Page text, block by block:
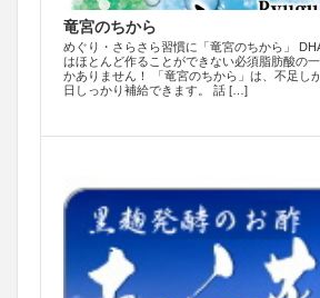
竜宮のちから
めぐり・さらさら習慣に「竜宮のちから」
はほとんど作ることができない必須脂肪酸の
かありません！ 「竜宮のちから」は、不足し
日しっかり補給できます。 話 […]